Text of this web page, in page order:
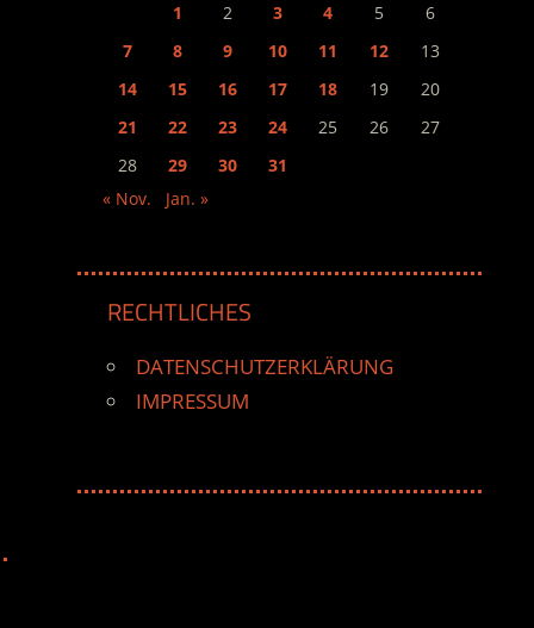
1
2 3 4 5
6
7
8 9 10 11 12
13
14
15 16 17 18 19
20
21
22 23 24 25 26
27
28
29 30
31
« Nov.
Jan. »
RECHTLICHES
DATENSCHUTZERKLÄRUNG
IMPRESSUM